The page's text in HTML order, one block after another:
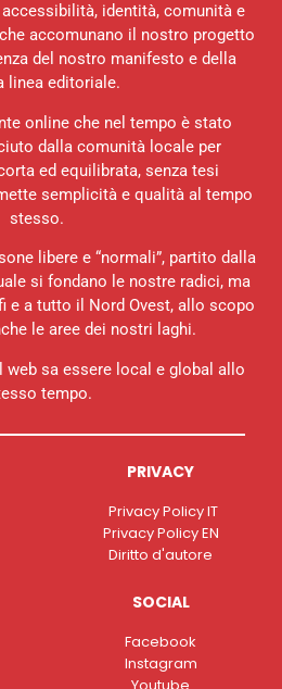
identità, comunità e
accomunano il nostro progetto
del nostro manifesto e della
linea editoriale.
online che nel tempo è stato
dalla comunità locale per
ed equilibrata, senza tesi
semplicità e qualità al tempo
stesso.
libere e “normali”, partito dalla
si fondano le nostre radici, ma
a tutto il Nord Ovest, allo scopo
le aree dei nostri laghi.
web sa essere local e global allo
tempo.
PRIVACY
Privacy Policy IT
Privacy Policy EN
Diritto d'autore
SOCIAL
Facebook
Instagram